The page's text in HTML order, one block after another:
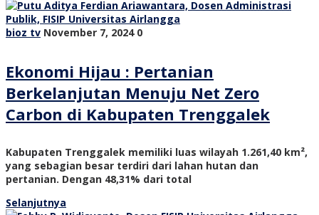
bioz tv November 7, 2024 0
Ekonomi Hijau : Pertanian
Berkelanjutan Menuju Net Zero
Carbon di Kabupaten Trenggalek
Kabupaten Trenggalek memiliki luas wilayah 1.261,40 km²,
yang sebagian besar terdiri dari lahan hutan dan
pertanian. Dengan 48,31% dari total
Selanjutnya